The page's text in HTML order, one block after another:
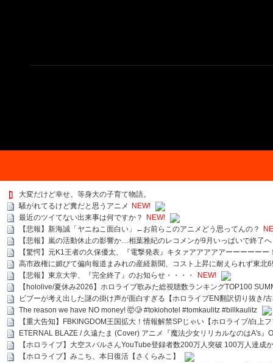
大変だけど幸せ。等身大の子育て物語。
騒がれてるけど糞だと思うアニメ
NEW!
最近のツイてない出来事は何ですか？
NEW!
【悲報】新海誠「ヤニねこ面白い」←お前らこのアニメどう思ってんの？
【悲報】嵐の活動休止の影響か…相葉雅紀のレコメンが9月いっぱいで終了へ
【驚愕】元K1王者の久保優太、『電撃発表』キタァアアアアアーーーーーー
高市政権に媚びて偏向報道まみれの産経新聞、コスト上昇に耐えられず東北
【悲報】東京大学、『完全終了』のお知らせ・・・・
NEW!
【hololive/夏休み2026】ホロライブ歌みた総視聴数ランキングTOP100
ビブーが考え出した謎の掛け声が面白すぎる【ホロライブEN翻訳切り抜き/
The reason we have NO money! 🤯🥲 #tokiohotel #tomkaulitz #billkaulitz
【重大告知】FBKINGDOM王国拡大！情報解禁SPじゃい【ホロライブ/白上
ETERNAL BLAZE / 久遠たま (Cover) アニメ『魔法少女リリカルなのはA's』
【ホロライブ】大空スバルさんYouTube登録者数200万人突破 100万人達成
【ホロライブ】みこち、本日復活【さくらみこ】